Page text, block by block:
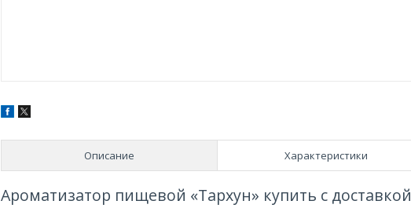
Описание Характеристики
Ароматизатор пищевой «Тархун» купить с доставкой